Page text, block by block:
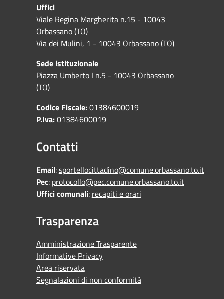
Uffici
Viale Regina Margherita n.15 - 10043
Orbassano (TO)
Via dei Mulini, 1 - 10043 Orbassano (TO)
Sede istituzionale
Piazza Umberto I n.5 - 10043 Orbassano
(TO)
Codice Fiscale:01384600019
P.Iva:01384600019
Contatti
Email:sportellocittadino@comune.orbassano.to.it
Pec: protocollo@pec.comune.orbassano.to.it
Uffici comunali: recapiti e orari
Trasparenza
Amministrazione Trasparente
Informative Privacy
Area riservata
Segnalazioni di non conformità